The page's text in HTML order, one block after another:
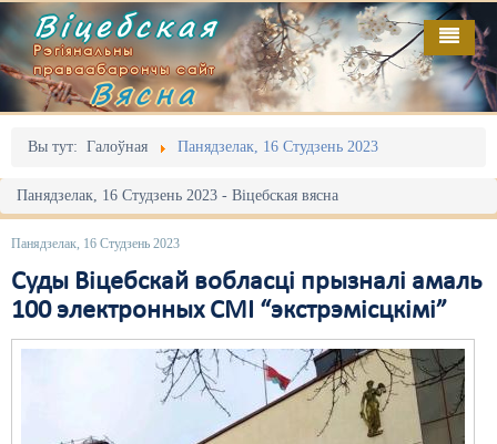
Віцебская
Рэгіянальны
праваабарончы сайт
Вясна
Вы тут: Галоўная Панядзелак, 16 Студзень 2023
Панядзелак, 16 Студзень 2023 - Віцебская вясна
Панядзелак, 16 Студзень 2023
Суды Віцебскай вобласці прызналі амаль
100 электронных СМІ “экстрэмісцкімі”
Галоўная
Адміністрацыйны перасьлед
Акцыі
Выбары
Грамадзянскія ініцыятывы
Выданьні
Відэа
Пра нас
RSS